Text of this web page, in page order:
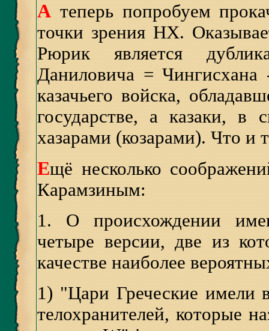
А теперь попробуем
точки зрения НХ.
Рюрик является
Даниловича = Чингисхана
казачьего войска,
государстве, а казаки, в
хазарами (козарами). Что и
Ещё несколько
Карамзиным:
1. О происхождении
четыре версии, две из
качестве наиболее
1) "Цари Греческие имели
телохранителей, которые